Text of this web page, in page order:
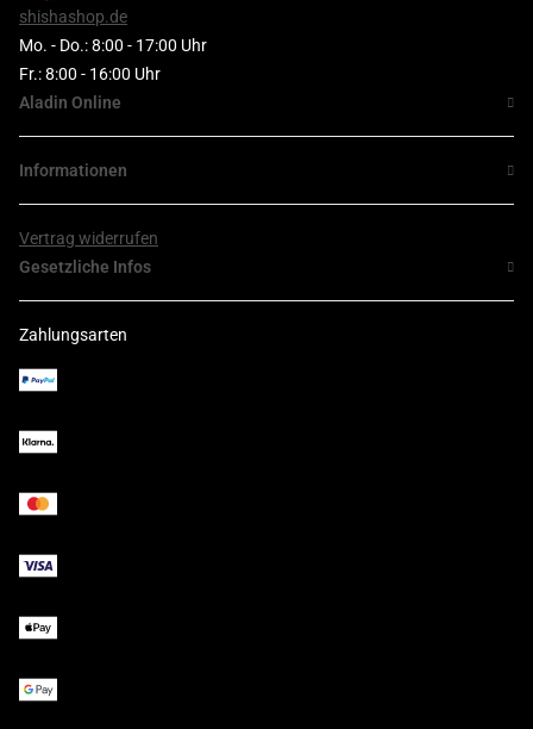
shishashop.de
Mo. - Do.: 8:00 - 17:00 Uhr
Fr.: 8:00 - 16:00 Uhr
Aladin Online
Informationen
Vertrag widerrufen
Gesetzliche Infos
Zahlungsarten